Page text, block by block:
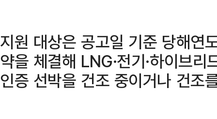
지원 대상은 공고일 기준 당해연
약을 체결해 LNG·전기·하이브
인증 선박을 건조 중이거나 건조